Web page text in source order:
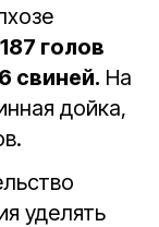
голов
свиней. На
дойка,
уделять